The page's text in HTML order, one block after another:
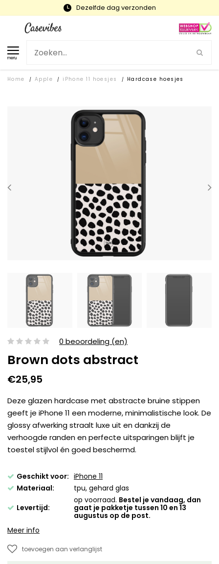
Snelle levering en gratis ruilen
menu
Home / Apple / iPhone 11 hoesjes / Hardcase hoesjes
0 beoordeling (en)
Brown dots abstract
€25,95
Deze glazen hardcase met abstracte bruine stippen
geeft je iPhone 11 een moderne, minimalistische look. De
glossy afwerking straalt luxe uit en dankzij de
verhoogde randen en perfecte uitsparingen blijft je
toestel stijlvol én goed beschermd.
Geschikt voor: iPhone 11
Materiaal:
tpu, gehard glas
Levertijd:
op voorraad. Bestel je vandaag, dan
gaat je pakketje tussen 10 en 13
augustus op de post.
Meer info
toevoegen aan verlanglijst